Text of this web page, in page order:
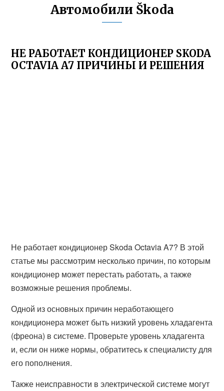
Автомобили Škoda
НЕ РАБОТАЕТ КОНДИЦИОНЕР SKODA
OCTAVIA A7 ПРИЧИНЫ И РЕШЕНИЯ
Не работает кондиционер Skoda Octavia A7? В этой
статье мы рассмотрим несколько причин, по которым
кондиционер может перестать работать, а также
возможные решения проблемы.
Одной из основных причин неработающего
кондиционера может быть низкий уровень хладагента
(фреона) в системе. Проверьте уровень хладагента
и, если он ниже нормы, обратитесь к специалисту для
его пополнения.
Также неисправности в электрической системе могут